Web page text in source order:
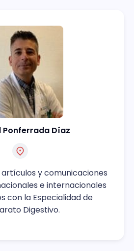
Ponferrada Díaz
y comunicaciones
e internacionales
con la Especialidad de
Digestivo.